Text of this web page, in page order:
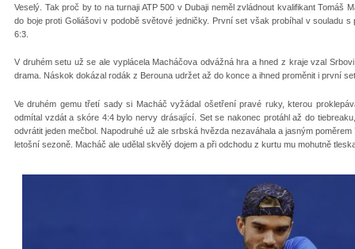
Veselý. Tak proč by to na turnaji ATP 500 v Dubaji neměl zvládnout kvalifikant Tomáš
do boje proti Goliášovi v podobě světové jedničky. První set však probíhal v souladu
6:3.
V druhém setu už se ale vyplácela Macháčova odvážná hra a hned z kraje vzal
drama. Náskok dokázal rodák z Berouna udržet až do konce a ihned proměnit i první
Ve druhém gemu třetí sady si Macháč vyžádal ošetření pravé ruky, kterou
odmítal vzdát a skóre 4:4 bylo nervy drásající. Set se nakonec protáhl až do
odvrátit jeden mečbol. Napodruhé už ale srbská hvězda nezaváhala a jasným
letošní sezoně. Macháč ale udělal skvělý dojem a při odchodu z kurtu mu mohutně